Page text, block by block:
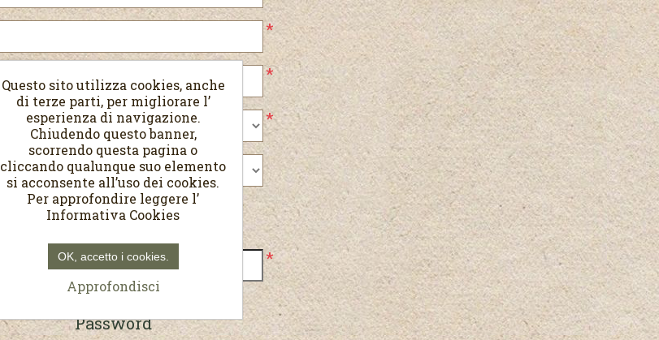
*
*
*
*
Password
Questo sito utilizza cookies, anche
di terze parti, per migliorare l’
esperienza di navigazione.
Chiudendo questo banner,
scorrendo questa pagina o
cliccando qualunque suo elemento
si acconsente all’uso dei cookies.
Per approfondire leggere l’
Informativa Cookies
OK, accetto i cookies.
Approfondisci